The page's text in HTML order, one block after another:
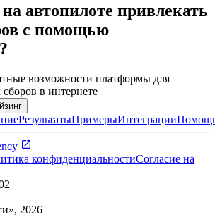
автопилоте привлекать
с помощью
возможности платформы для
в интернете
РезультатыПримерыИнтеграции
конфиденциальностиСогласие на
, 2026